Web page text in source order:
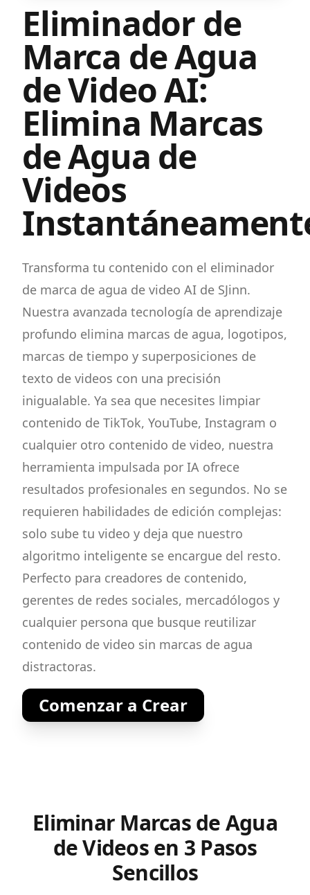
Eliminador de
Marca de Agua
de Video AI:
Elimina Marcas
de Agua de
Videos
Transforma tu contenido con el eliminador
de marca de agua de video AI de SJinn.
Nuestra avanzada tecnología de aprendizaje
profundo elimina marcas de agua, logotipos,
marcas de tiempo y superposiciones de
texto de videos con una precisión
inigualable. Ya sea que necesites limpiar
contenido de TikTok, YouTube, Instagram o
cualquier otro contenido de video, nuestra
herramienta impulsada por IA ofrece
resultados profesionales en segundos. No se
requieren habilidades de edición complejas:
solo sube tu video y deja que nuestro
algoritmo inteligente se encargue del resto.
Perfecto para creadores de contenido,
gerentes de redes sociales, mercadólogos y
cualquier persona que busque reutilizar
contenido de video sin marcas de agua
distractoras.
Comenzar a Crear
Eliminar Marcas de Agua
de Videos en 3 Pasos
Sencillos